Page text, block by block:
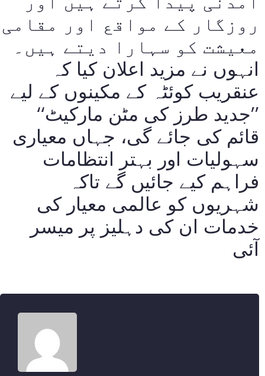
روزگار کے مواقع اور مقامی
معیشت کو سہارا دیتے ہیں۔
انہوں نے مزید اعلان کیا کہ
عنقریب کوئٹہ کے مکینوں کے لیے
’’جدید طرز کی مٹن مارکیٹ‘‘
قائم کی جائے گی، جہاں معیاری
سہولیات اور بہتر انتظامات
فراہم کیے جائیں گے تاکہ
شہریوں کو عالمی معیار کی
خدمات ان کی دہلیز پر میسر
آئی